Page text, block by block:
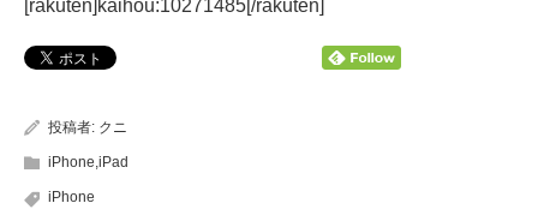
[rakuten]kaihou:10271485[/rakuten]
投稿者: クニ
iPhone,iPad
iPhone